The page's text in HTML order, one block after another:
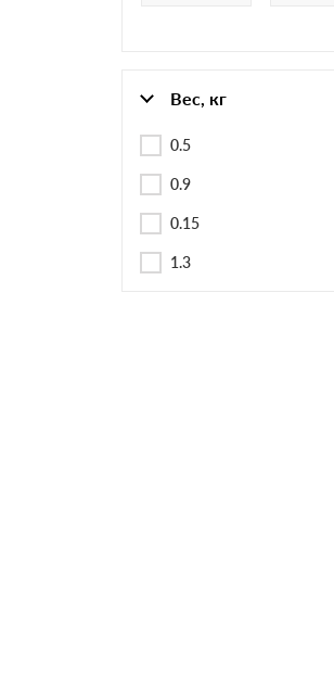
Вес, кг
0.5
0.9
0.15
1.3